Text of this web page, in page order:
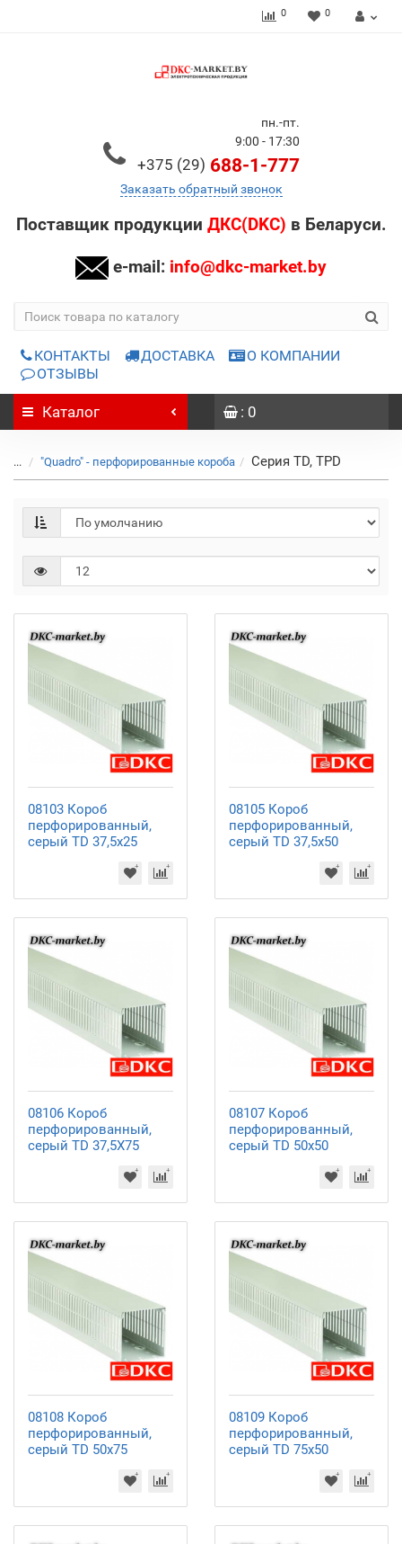
0 0
пн.-пт.
9:00 - 17:30
+375 (29) 688-1-777
Заказать обратный звонок
Поставщик продукции ДКС(DKC) в Беларуси.
e-mail: info@dkc-market.by
КОНТАКТЫ ДОСТАВКА
О КОМПАНИИ
ОТЗЫВЫ
Каталог : 0
... "Quadro" - перфорированные короба Серия TD, TPD
08103 Короб
перфорированный,
серый TD 37,5x25
08105 Короб
перфорированный,
серый TD 37,5x50
08106 Короб
перфорированный,
серый TD 37,5X75
08107 Короб
перфорированный,
серый TD 50x50
08108 Короб
перфорированный,
серый TD 50x75
08109 Короб
перфорированный,
серый TD 75x50